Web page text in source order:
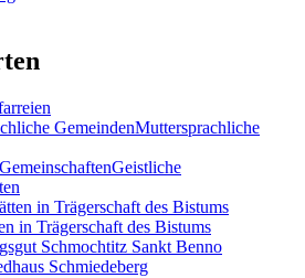
Muttersprachliche
Geistliche
in Trägerschaft des Bistums
Schmochtitz Sankt Benno
Schmiedeberg